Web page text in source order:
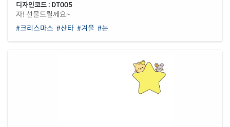
디자인코드 : DT005
자! 선물드릴께요~
#크리스마스 #산타 #겨울 #눈